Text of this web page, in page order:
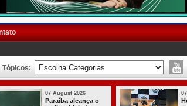
Tópicos:
03 August 2026
Itabaiana entregou